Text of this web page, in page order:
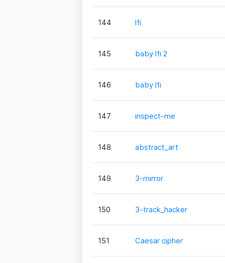
144 lfi
145 baby lfi 2
146 baby lfi
147 inspect-me
148 abstract_art
149 3-mirror
150 3-track_hacker
151 Caesar cipher